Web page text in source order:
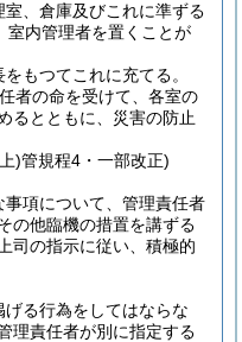
、倉庫及びこれに準ずる
室内管理者を置くことが
もつてこれに充てる。
者の命を受けて、各室の
るとともに、災害の防止
)管規程4・一部改正)
項について、管理責任者
の他臨機の措置を講ずる
司の指示に従い、積極的
る行為をしてはならな
理責任者が別に指定する